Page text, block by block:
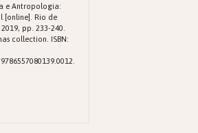
e Antropologia:
[online]. Rio de
pp. 233-240.
collection. ISBN: